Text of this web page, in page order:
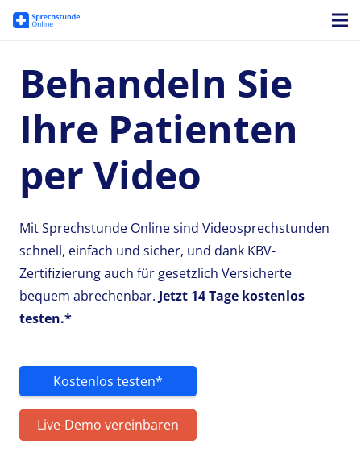
Behandeln Sie
Ihre Patienten
per Video
Mit Sprechstunde Online sind Videosprechstunden
schnell, einfach und sicher, und dank KBV-
Zertifizierung auch für gesetzlich Versicherte
bequem abrechenbar. Jetzt 14 Tage kostenlos
testen.*
Kostenlos testen*
Live-Demo vereinbaren